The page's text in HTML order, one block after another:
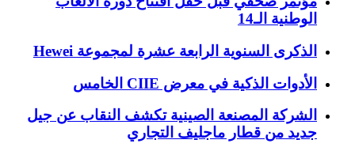
الوطنية الـ14
الذكرى السنوية الرابعة عشرة لمجموعة Hewei
الأدوات الذكية في معرض CIIE الخامس
الشركة المصنعة الصينية تكشف النقاب عن جيل
جديد من قطار ماجليف التجاري